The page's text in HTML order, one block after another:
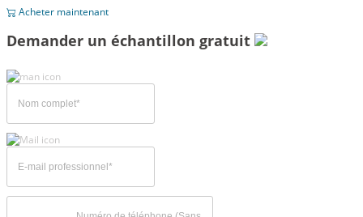
Acheter maintenant
Demander un échantillon gratuit